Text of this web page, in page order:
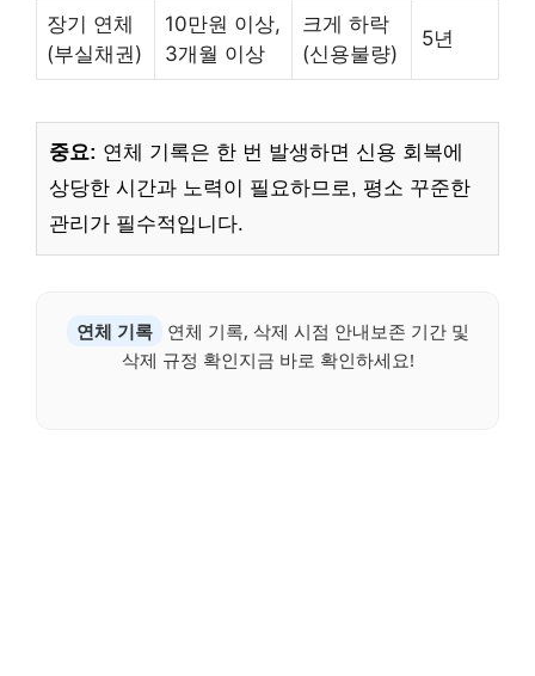
장기 연체
(부실채권)
10만원 이상,
3개월 이상
크게 하락
(신용불량)
5년
중요: 연체 기록은 한 번 발생하면 신용 회복에
상당한 시간과 노력이 필요하므로, 평소 꾸준한
관리가 필수적입니다.
연체 기록
연체 기록, 삭제 시점 안내보존 기간 및
삭제 규정 확인지금 바로 확인하세요!